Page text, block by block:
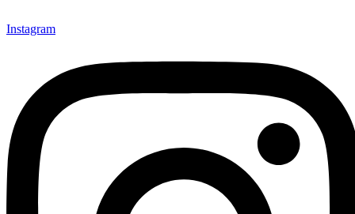
Instagram